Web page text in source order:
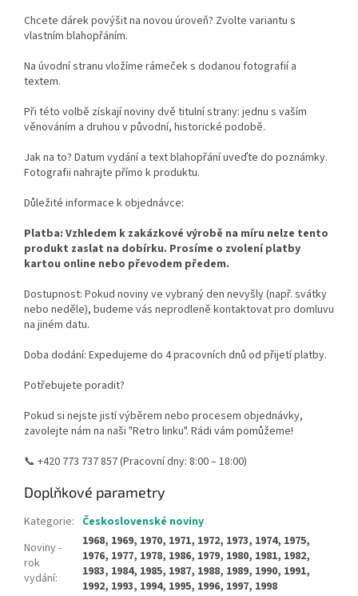
Chcete dárek povýšit na novou úroveň? Zvolte variantu s
vlastním blahopřáním.
Na úvodní stranu vložíme rámeček s dodanou fotografií a
textem.
Při této volbě získají noviny dvě titulní strany: jednu s vaším
věnováním a druhou v původní, historické podobě.
Jak na to? Datum vydání a text blahopřání uveďte do poznámky.
Fotografii nahrajte přímo k produktu.
Důležité informace k objednávce:
Platba: Vzhledem k zakázkové výrobě na míru nelze tento
produkt zaslat na dobírku. Prosíme o zvolení platby
kartou online nebo převodem předem.
Dostupnost: Pokud noviny ve vybraný den nevyšly (např. svátky
nebo neděle), budeme vás neprodleně kontaktovat pro domluvu
na jiném datu.
Doba dodání: Expedujeme do 4 pracovních dnů od přijetí platby.
Potřebujete poradit?
Pokud si nejste jistí výběrem nebo procesem objednávky,
zavolejte nám na naši "Retro linku". Rádi vám pomůžeme!
📞 +420 773 737 857 (Pracovní dny: 8:00 – 18:00)
Doplňkové parametry
Kategorie: Československé noviny
Noviny -
rok
vydání:
1968, 1969, 1970, 1971, 1972, 1973, 1974, 1975,
1976, 1977, 1978, 1986, 1979, 1980, 1981, 1982,
1983, 1984, 1985, 1987, 1988, 1989, 1990, 1991,
1992, 1993, 1994, 1995, 1996, 1997, 1998